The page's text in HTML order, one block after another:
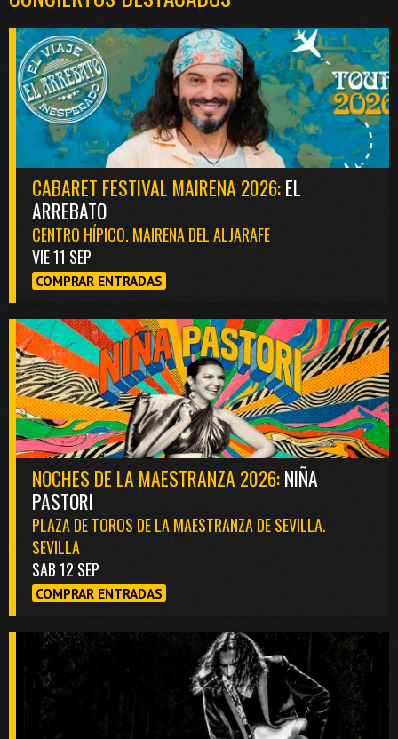
CABARET FESTIVAL MAIRENA 2026:EL
ARREBATO
CENTRO HÍPICO. MAIRENA DEL ALJARAFE
VIE 11 SEP
COMPRAR ENTRADAS
NOCHES DE LA MAESTRANZA 2026:NIÑA
PASTORI
PLAZA DE TOROS DE LA MAESTRANZA DE SEVILLA.
SEVILLA
SAB 12 SEP
COMPRAR ENTRADAS